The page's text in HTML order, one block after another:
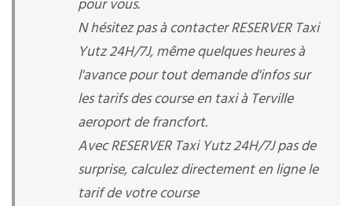
pour vous.
N hésitez pas à contacter RESERVER Taxi
Yutz 24H/7J, même quelques heures à
l'avance pour tout demande d'infos sur
les tarifs des course en taxi à Terville
aeroport de francfort.
Avec RESERVER Taxi Yutz 24H/7J pas de
surprise, calculez directement en ligne le
tarif de votre course